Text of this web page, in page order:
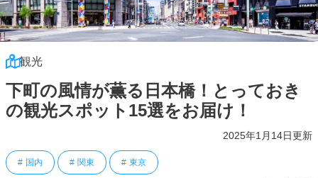
観光
下町の風情が薫る日本橋！とっておき
の観光スポット15選をお届け！
2025年1月14日更新
国内 関東 東京